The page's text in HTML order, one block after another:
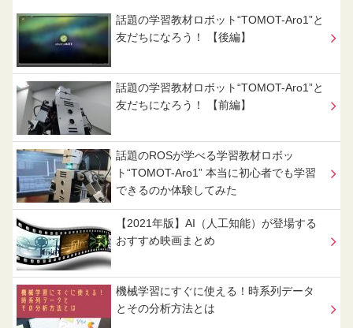
話題の学習教材ロボット“TOMOT-Aro1”と
友だちになろう！ 【後編】
話題の学習教材ロボット“TOMOT-Aro1”と
友だちになろう！ 【前編】
話題のROSが学べる学習教材ロボッ
ト“TOMOT-Aro1” 本当に初心者でも学習
できるのか体験してみた
【2021年版】AI（人工知能）が登場する
おすすめ映画まとめ
機械学習にすぐに使える！時系列データ
とその分析方法とは